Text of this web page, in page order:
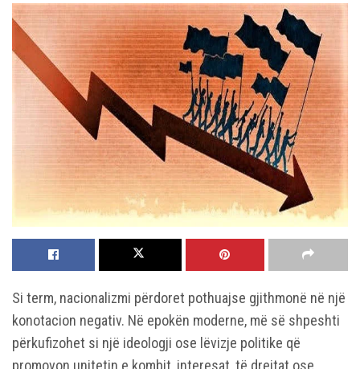
Si term, nacionalizmi përdoret pothuajse gjithmonë në një
konotacion negativ. Në epokën moderne, më së shpeshti
përkufizohet si një ideologji ose lëvizje politike që
promovon unitetin e kombit, interesat, të drejtat ose